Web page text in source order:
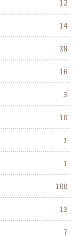
12
14
38
16
3
10
1
1
100
13
7